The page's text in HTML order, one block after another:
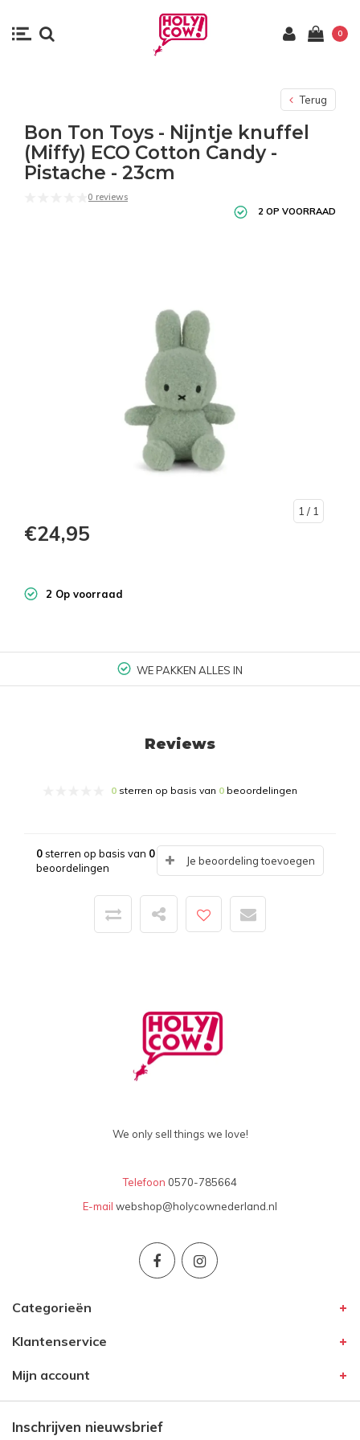
0
Terug
Bon Ton Toys - Nijntje knuffel
(Miffy) ECO Cotton Candy -
Pistache - 23cm
0 reviews
2 OP VOORRAAD
1 / 1
€24,95
2 Op voorraad
WE PAKKEN ALLES IN
Reviews
0 sterren op basis van 0 beoordelingen
0sterren op basis van 0
beoordelingen
Je beoordeling toevoegen
We only sell things we love!
Telefoon 0570-785664
E-mail webshop@holycownederland.nl
Categorieën
Klantenservice
Mijn account
Inschrijven nieuwsbrief